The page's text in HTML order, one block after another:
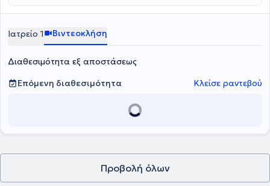
Ιατρείο 1 Βιντεοκλήση
Διαθεσιμότητα εξ αποστάσεως
Επόμενη διαθεσιμότητα
Κλείσε ραντεβού
Προβολή όλων